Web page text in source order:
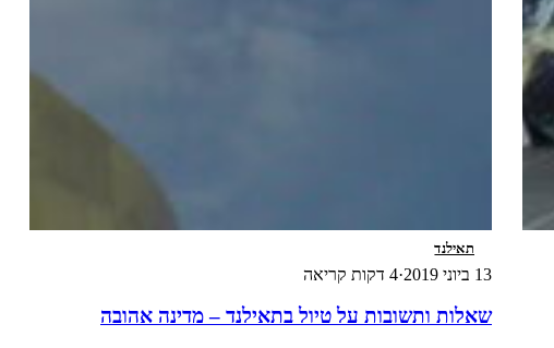
תאילנד
13 ביוני 2019 ·4 דקות קריאה
שאלות ותשובות על טיול בתאילנד – מדינה אהובה